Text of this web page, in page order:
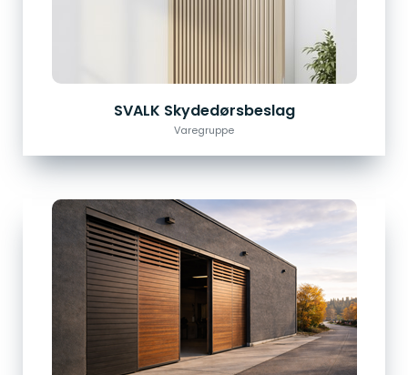
SVALK Skydedørsbeslag
Varegruppe